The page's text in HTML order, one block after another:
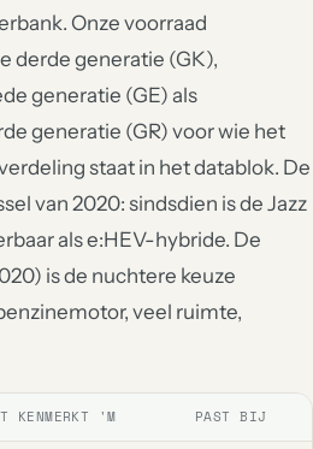
Onze voorraad
derde generatie (GK),
generatie (GE) als
generatie (GR) voor wie het
staat in het datablok. De
van 2020: sindsdien is de Jazz
als e:HEV-hybride. De
is de nuchtere keuze
veel ruimte,
KENMERKT 'M PAST BIJ